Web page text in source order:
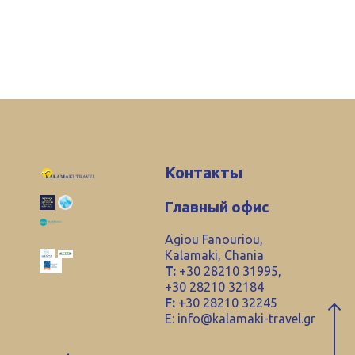
Контакты
Главный офис
Agiou Fanouriou,
Kalamaki, Chania
T: +30 28210 31995,
+30 28210 32184
F: +30 28210 32245
E: info@kalamaki-travel.gr